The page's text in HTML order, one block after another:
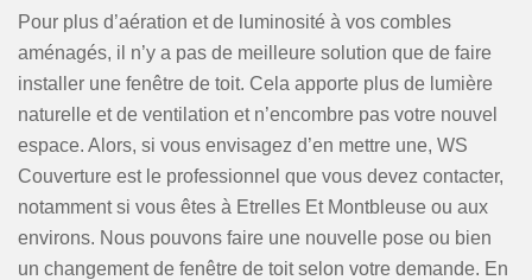
Pour plus d’aération et de luminosité à vos combles
aménagés, il n’y a pas de meilleure solution que de faire
installer une fenêtre de toit. Cela apporte plus de lumière
naturelle et de ventilation et n’encombre pas votre nouvel
espace. Alors, si vous envisagez d’en mettre une, WS
Couverture est le professionnel que vous devez contacter,
notamment si vous êtes à Etrelles Et Montbleuse ou aux
environs. Nous pouvons faire une nouvelle pose ou bien
un changement de fenêtre de toit selon votre demande. En